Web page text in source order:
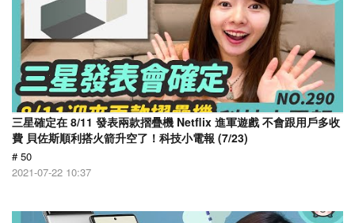
三星確定在 8/11 發表兩款摺疊機 Netflix 進軍遊戲 不會跟用戶多收
費 貝佐斯順利搭火箭升空了！科技小電報 (7/23)
# 50
2021-07-22 10:37